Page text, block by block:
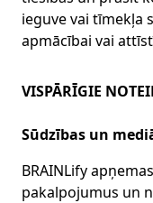
ieguve vai tīmekļa
apmācībai vai
VISPĀRĪGIE
Sūdzības un
BRAINLify
pakalpojumus un